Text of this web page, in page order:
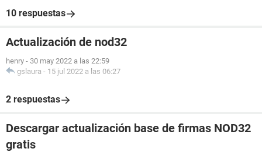
10 respuestas
Actualización de nod32
henry - 30 may 2022 a las 22:59
gslaura - 15 jul 2022 a las 06:27
2 respuestas
Descargar actualización base de firmas NOD32
gratis